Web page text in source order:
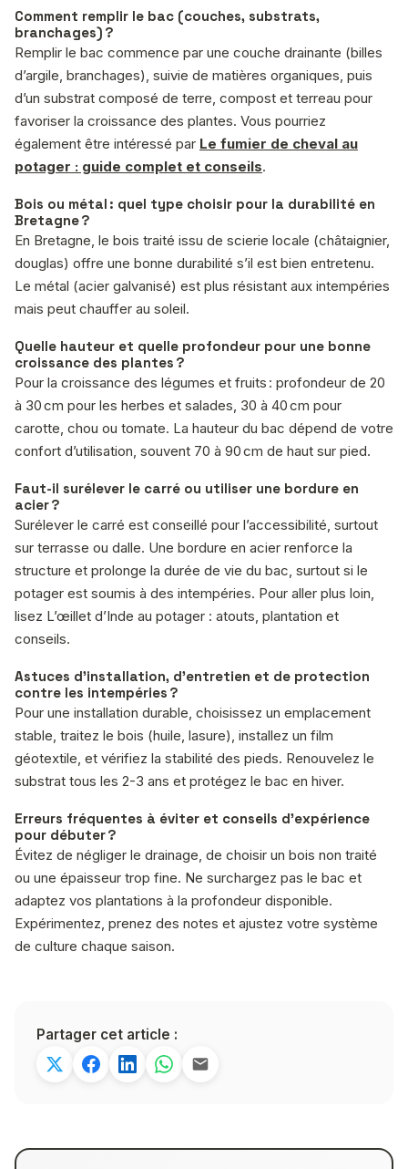
Comment remplir le bac (couches, substrats,
branchages) ?
Remplir le bac commence par une couche drainante (billes
d’argile, branchages), suivie de matières organiques, puis
d’un substrat composé de terre, compost et terreau pour
favoriser la croissance des plantes. Vous pourriez
également être intéressé par Le fumier de cheval au
potager : guide complet et conseils.
Bois ou métal : quel type choisir pour la durabilité en
Bretagne ?
En Bretagne, le bois traité issu de scierie locale (châtaignier,
douglas) offre une bonne durabilité s’il est bien entretenu.
Le métal (acier galvanisé) est plus résistant aux intempéries
mais peut chauffer au soleil.
Quelle hauteur et quelle profondeur pour une bonne
croissance des plantes ?
Pour la croissance des légumes et fruits : profondeur de 20
à 30 cm pour les herbes et salades, 30 à 40 cm pour
carotte, chou ou tomate. La hauteur du bac dépend de votre
confort d’utilisation, souvent 70 à 90 cm de haut sur pied.
Faut-il surélever le carré ou utiliser une bordure en
acier ?
Surélever le carré est conseillé pour l’accessibilité, surtout
sur terrasse ou dalle. Une bordure en acier renforce la
structure et prolonge la durée de vie du bac, surtout si le
potager est soumis à des intempéries. Pour aller plus loin,
lisez L’œillet d’Inde au potager : atouts, plantation et
conseils.
Astuces d’installation, d’entretien et de protection
contre les intempéries ?
Pour une installation durable, choisissez un emplacement
stable, traitez le bois (huile, lasure), installez un film
géotextile, et vérifiez la stabilité des pieds. Renouvelez le
substrat tous les 2-3 ans et protégez le bac en hiver.
Erreurs fréquentes à éviter et conseils d’expérience
pour débuter ?
Évitez de négliger le drainage, de choisir un bois non traité
ou une épaisseur trop fine. Ne surchargez pas le bac et
adaptez vos plantations à la profondeur disponible.
Expérimentez, prenez des notes et ajustez votre système
de culture chaque saison.
Partager cet article :